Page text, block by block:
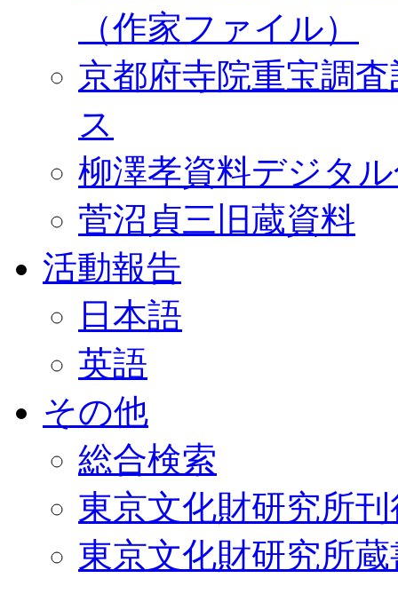
（作家ファイル）
京都府寺院重宝調
ス
柳澤孝資料デジタ
菅沼貞三旧蔵資料
活動報告
日本語
英語
その他
総合検索
東京文化財研究所
東京文化財研究所